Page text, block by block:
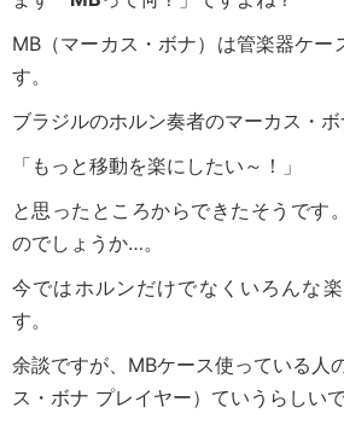
MB（マーカス・ボナ）は管楽器ケー
す。
ブラジルのホルン奏者のマーカス・
「もっと移動を楽にしたい～！」
と思ったところからできたそうです
のでしょうか…。
今ではホルンだけでなくいろんな
す。
余談ですが、MBケース使っている人
ス・ボナ プレイヤー）ていうらしいで